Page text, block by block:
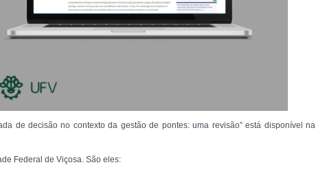
de decisão no contexto da gestão de pontes: uma revisão” está disponível na
Federal de Viçosa. São eles: